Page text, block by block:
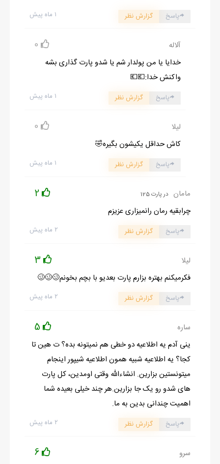
۱ ماه پیش پاسخ گزارش نظر
آلاله 0
خدایا یا من پولدار شم یا شدو پارت گذاری بشه
واکنش خدا:💶💶
۱ ماه پیش پاسخ گزارش نظر
لیلا 0
کاش حداقل یکیشون بگیره🤣
۱ ماه پیش پاسخ گزارش نظر
مامان در پارت 125 2
چرابقیه رمان رانمیزاری عزیزم
۲ ماه پیش پاسخ گزارش نظر
لیلا 3
فکرمیکنم بهتره بزارم پارت بعدیو با بچم بخونم🥴🥴🥴
۲ ماه پیش پاسخ گزارش نظر
ساره 5
ینی آدم یه اطلاعیه دو خطی هم نمیتونه بده؟ ت هین تا
کجا؟ یه اطلاعیه شبیه همون اطلاعیه شیپور اینجام
میتونستین بزارین. انشاءالله وقتی اومدین، کل پارت
های شدو رو یک جا بزارین.هر چند خیلی بعیده شما
اهمیت چندانی بدین به ما.
۲ ماه پیش پاسخ گزارش نظر
سرو 6